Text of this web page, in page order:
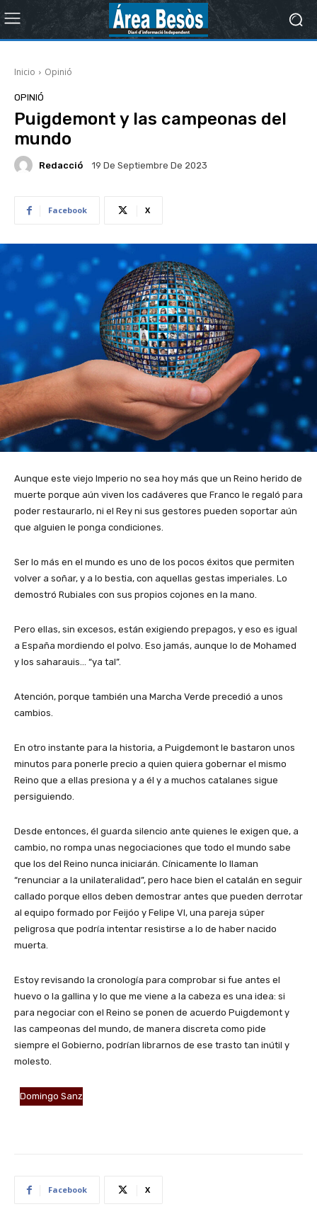
Inicio Opinió
OPINIÓ
Puigdemont y las campeonas del
mundo
Redacció 19 De Septiembre De 2023
Facebook X
Aunque este viejo Imperio no sea hoy más que un Reino herido de
muerte porque aún viven los cadáveres que Franco le regaló para
poder restaurarlo, ni el Rey ni sus gestores pueden soportar aún
que alguien le ponga condiciones.
Ser lo más en el mundo es uno de los pocos éxitos que permiten
volver a soñar, y a lo bestia, con aquellas gestas imperiales. Lo
demostró Rubiales con sus propios cojones en la mano.
Pero ellas, sin excesos, están exigiendo prepagos, y eso es igual
a España mordiendo el polvo. Eso jamás, aunque lo de Mohamed
y los saharauis… “ya tal”.
Atención, porque también una Marcha Verde precedió a unos
cambios.
En otro instante para la historia, a Puigdemont le bastaron unos
minutos para ponerle precio a quien quiera gobernar el mismo
Reino que a ellas presiona y a él y a muchos catalanes sigue
persiguiendo.
Desde entonces, él guarda silencio ante quienes le exigen que, a
cambio, no rompa unas negociaciones que todo el mundo sabe
que los del Reino nunca iniciarán. Cínicamente lo llaman
“renunciar a la unilateralidad”, pero hace bien el catalán en seguir
callado porque ellos deben demostrar antes que pueden derrotar
al equipo formado por Feijóo y Felipe VI, una pareja súper
peligrosa que podría intentar resistirse a lo de haber nacido
muerta.
Estoy revisando la cronología para comprobar si fue antes el
huevo o la gallina y lo que me viene a la cabeza es una idea: si
para negociar con el Reino se ponen de acuerdo Puigdemont y
las campeonas del mundo, de manera discreta como pide
siempre el Gobierno, podrían librarnos de ese trasto tan inútil y
molesto.
Domingo Sanz
Facebook X